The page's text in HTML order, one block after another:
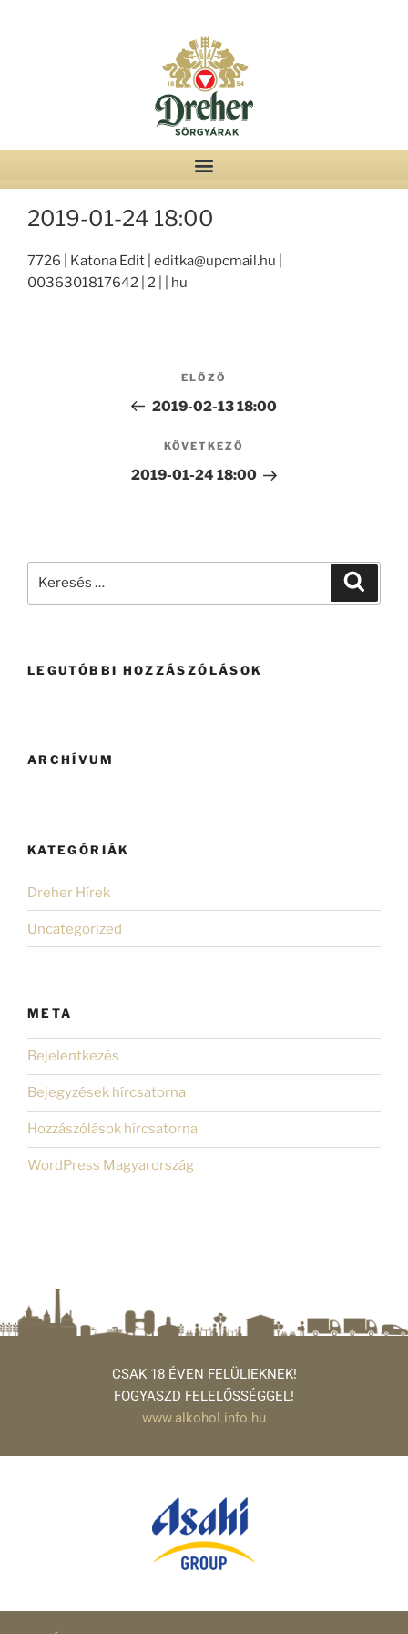
2019-01-24 18:00
7726 | Katona Edit | editka@upcmail.hu |
0036301817642 | 2 | | hu
ELŐZŐ
2019-02-13 18:00
KÖVETKEZŐ
2019-01-24 18:00
LEGUTÓBBI HOZZÁSZÓLÁSOK
ARCHÍVUM
KATEGÓRIÁK
Dreher Hírek
Uncategorized
META
Bejelentkezés
Bejegyzések hírcsatorna
Hozzászólások hírcsatorna
WordPress Magyarország
CSAK 18 ÉVEN FELÜLIEKNEK!
FOGYASZD FELELŐSSÉGGEL!
www.alkohol.info.hu